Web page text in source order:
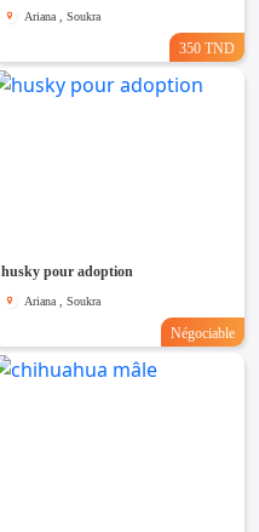
Ariana , Soukra
350 TND
husky pour adoption
Ariana , Soukra
Négociable